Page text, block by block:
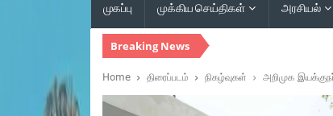
முகப்பு முக்கிய செய்திகள் அரசியல்
Breaking News
Home திரைப்படம் நிகழ்வுகள் அறிமுக